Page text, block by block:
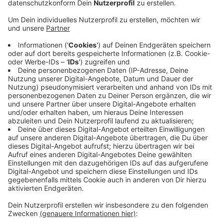
Anzeige
Haager Weg in Bonn-Ippendorf gemeldet.
Anschließend brannte gegen Mitternacht ein
Abfallcontainer auf dem Bischofsplatz in der
Innenstadt. Um kurz vor eins wurde die Feuerwehr
dann noch zu zwei Einsätzen nach Poppelsdorf
gerufen, einmal in die Straße Im Wingert und einmal in
dem Bereich am Botanischen Garten. Die Feuerwehr
konnte alle vier Brände schnell löschen. Die Polizei
ermittelt jetzt und prüft auch einen Zusammenhang
zwischen den Fällen. Mögliche Zeugen melden sich
bitte bei der Bonner Polizei unter der Rufnummer 0228
150.MoF
Anzeige